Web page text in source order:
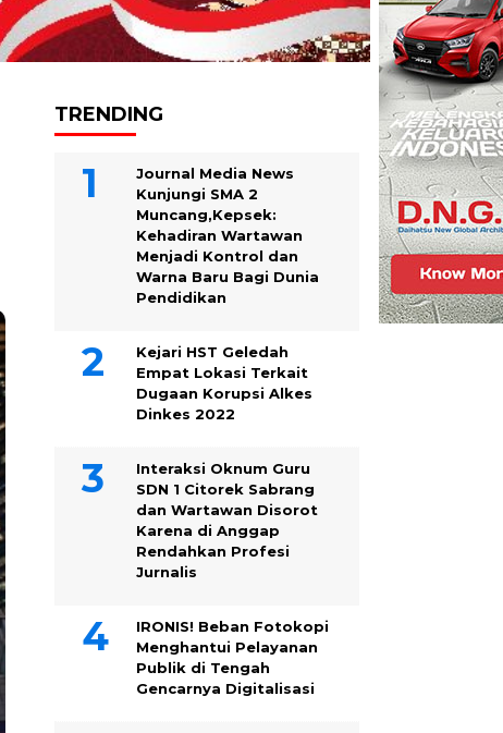
TRENDING
Journal Media News
Kunjungi SMA 2
Muncang,Kepsek:
Kehadiran Wartawan
Menjadi Kontrol dan
Warna Baru Bagi Dunia
Pendidikan
Kejari HST Geledah
Empat Lokasi Terkait
Dugaan Korupsi Alkes
Dinkes 2022
Interaksi Oknum Guru
SDN 1 Citorek Sabrang
dan Wartawan Disorot
Karena di Anggap
Rendahkan Profesi
Jurnalis
IRONIS! Beban Fotokopi
Menghantui Pelayanan
Publik di Tengah
Gencarnya Digitalisasi